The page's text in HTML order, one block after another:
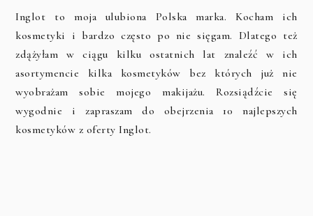
Inglot to moja ulubiona Polska marka. Kocham ich
kosmetyki i bardzo często po nie sięgam. Dlatego też
zdążyłam w ciągu kilku ostatnich lat znaleźć w ich
asortymencie kilka kosmetyków bez których już nie
wyobrażam sobie mojego makijażu. Rozsiądźcie się
wygodnie i zapraszam do obejrzenia 10 najlepszych
kosmetyków z oferty Inglot.